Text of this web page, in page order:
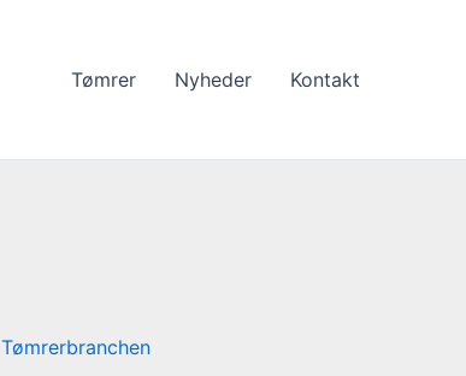
Tømrer Nyheder Kontakt
Tømrerbranchen